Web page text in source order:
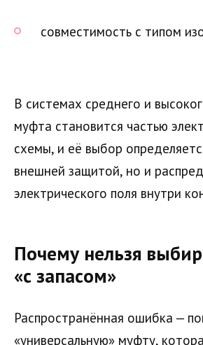
совместимость с типом
В системах среднего и
муфта становится частью
схемы, и её выбор
внешней защитой, но и
электрического поля внутри
Почему нельзя
«с запасом»
Распространённая ошибка —
«универсальную» муфту,